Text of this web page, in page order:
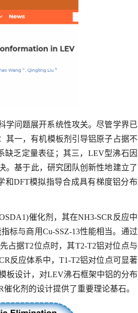
学问题展开系统性攻关。尽管学界已
其一，有机模板剂引导铝原子占据不
缺乏定量表征；其三，LEV型沸石因
。基于此，研究团队创新性地建立了
DFT模拟指导合成具有梯度铝分布
催化剂，其在NH3-SCR反应中
标与商用Cu-SSZ-13性能相当。通过
占据T2位点时，其T2-T2铝对位点与
反应体系中，T1-T2铝对位点可显著
板设计，对LEV沸石框架中铝的分布
化剂的设计提供了重要理论基石。